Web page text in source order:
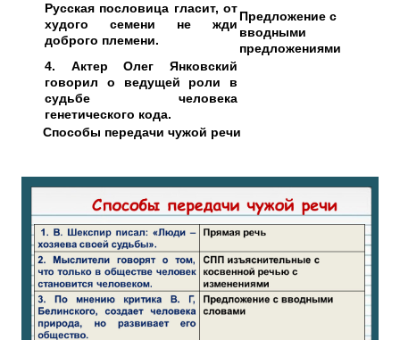
Русская пословица гласит, от
худого семени не жди
доброго племени.
Предложение с
вводными
предложениями
4. Актер Олег Янковский
говорил о ведущей роли в
судьбе человека
генетического кода.
Способы передачи чужой речи